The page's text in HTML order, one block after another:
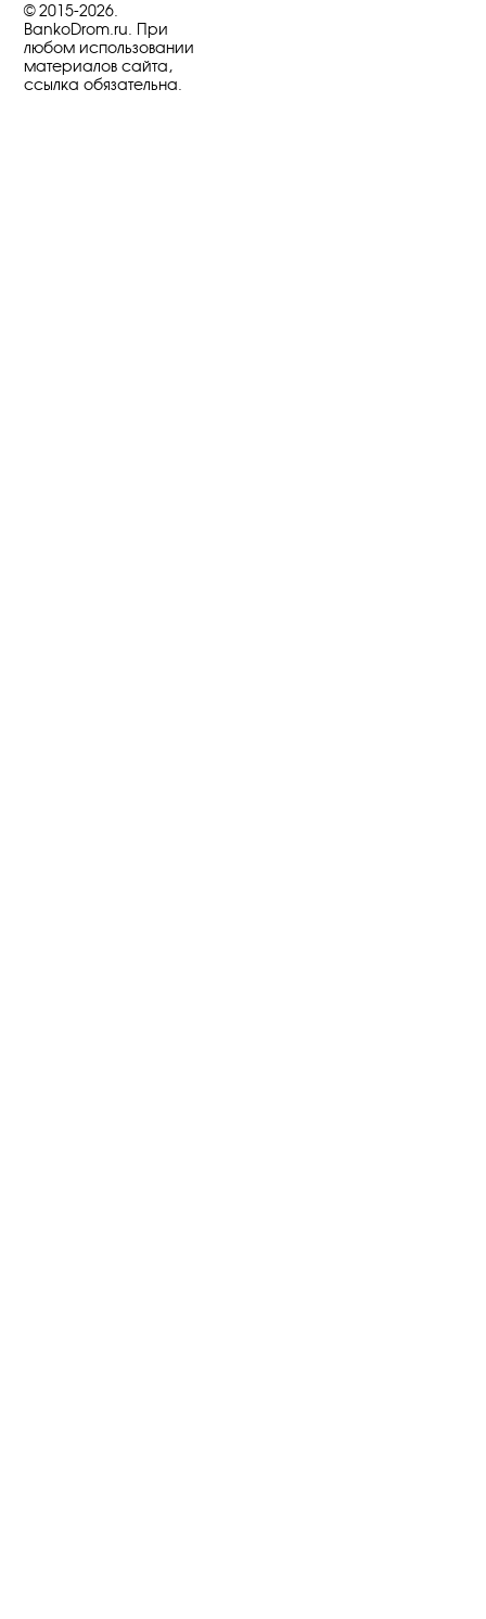
© 2015-2026.
BankoDrom.ru. При
любом использовании
материалов сайта,
ссылка обязательна.